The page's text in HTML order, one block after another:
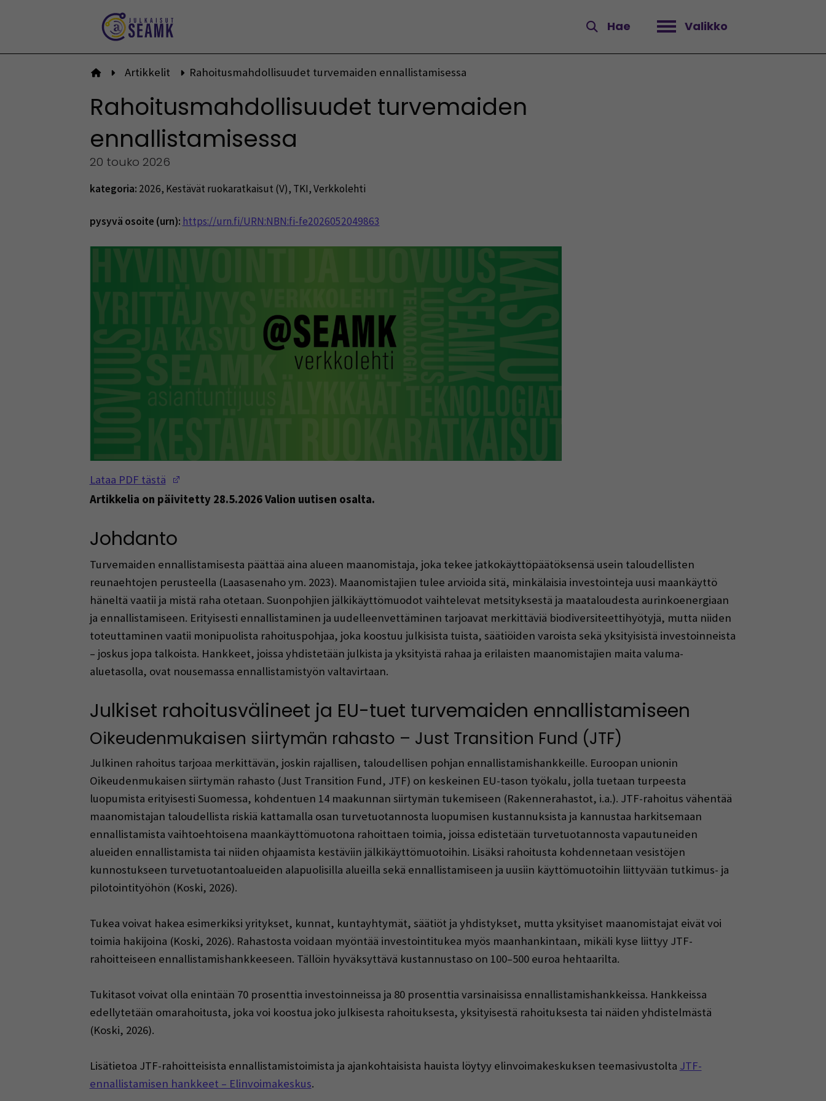
Hae Valikko
Avaa valikko
Etusivulle
Artikkelit Rahoitusmahdollisuudet turvemaiden ennallistamisessa
Rahoitusmahdollisuudet turvemaiden
ennallistamisessa
20 touko 2026
kategoria: 2026, Kestävät ruokaratkaisut (V), TKI,Verkkolehti
pysyvä osoite (urn): https://urn.fi/URN:NBN:fi-fe2026052049863
Lataa PDF tästä
Artikkelia on päivitetty 28.5.2026 Valion uutisen osalta.
Johdanto
Turvemaiden ennallistamisesta päättää aina alueen maanomistaja, joka tekee jatkokäyttöpäätöksensä usein taloudellisten
reunaehtojen perusteella (Laasasenaho ym. 2023). Maanomistajien tulee arvioida sitä, minkälaisia investointeja uusi maankäyttö
häneltä vaatii ja mistä raha otetaan. Suonpohjien jälkikäyttömuodot vaihtelevat metsityksestä ja maataloudesta aurinkoenergiaan
ja ennallistamiseen. Erityisesti ennallistaminen ja uudelleenvettäminen tarjoavat merkittäviä biodiversiteettihyötyjä, mutta niiden
toteuttaminen vaatii monipuolista rahoituspohjaa, joka koostuu julkisista tuista, säätiöiden varoista sekä yksityisistä investoinneista
– joskus jopa talkoista. Hankkeet, joissa yhdistetään julkista ja yksityistä rahaa ja erilaisten maanomistajien maita valuma-
aluetasolla, ovat nousemassa ennallistamistyön valtavirtaan.
Julkiset rahoitusvälineet ja EU-tuet turvemaiden ennallistamiseen
Oikeudenmukaisen siirtymän rahasto – Just Transition Fund (JTF)
Julkinen rahoitus tarjoaa merkittävän, joskin rajallisen, taloudellisen pohjan ennallistamishankkeille. Euroopan unionin
Oikeudenmukaisen siirtymän rahasto (Just Transition Fund, JTF) on keskeinen EU-tason työkalu, jolla tuetaan turpeesta
luopumista erityisesti Suomessa, kohdentuen 14 maakunnan siirtymän tukemiseen (Rakennerahastot, i.a.). JTF-rahoitus vähentää
maanomistajan taloudellista riskiä kattamalla osan turvetuotannosta luopumisen kustannuksista ja kannustaa harkitsemaan
ennallistamista vaihtoehtoisena maankäyttömuotona rahoittaen toimia, joissa edistetään turvetuotannosta vapautuneiden
alueiden ennallistamista tai niiden ohjaamista kestäviin jälkikäyttömuotoihin. Lisäksi rahoitusta kohdennetaan vesistöjen
kunnostukseen turvetuotantoalueiden alapuolisilla alueilla sekä ennallistamiseen ja uusiin käyttömuotoihin liittyvään tutkimus- ja
pilotointityöhön (Koski, 2026).
Tukea voivat hakea esimerkiksi yritykset, kunnat, kuntayhtymät, säätiöt ja yhdistykset, mutta yksityiset maanomistajat eivät voi
toimia hakijoina (Koski, 2026). Rahastosta voidaan myöntää investointitukea myös maanhankintaan, mikäli kyse liittyy JTF-
rahoitteiseen ennallistamishankkeeseen. Tällöin hyväksyttävä kustannustaso on 100–500 euroa hehtaarilta.
Tukitasot voivat olla enintään 70 prosenttia investoinneissa ja 80 prosenttia varsinaisissa ennallistamishankkeissa. Hankkeissa
edellytetään omarahoitusta, joka voi koostua joko julkisesta rahoituksesta, yksityisestä rahoituksesta tai näiden yhdistelmästä
(Koski, 2026).
Lisätietoa JTF-rahoitteisista ennallistamistoimista ja ajankohtaisista hauista löytyy elinvoimakeskuksen teemasivustolta JTF-
ennallistamisen hankkeet – Elinvoimakeskus.